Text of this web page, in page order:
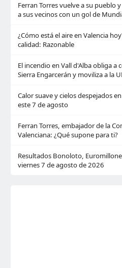
Ferran Torres vuelve a su pueblo
a sus vecinos con un gol de
¿Cómo está el aire en Valencia
calidad: Razonable
El incendio en Vall d'Alba obliga a
Sierra Engarcerán y moviliza a la
Calor suave y cielos despejados
este 7 de agosto
Ferran Torres, embajador de la
Valenciana: ¿Qué supone para ti?
Resultados Bonoloto,
viernes 7 de agosto de 2026